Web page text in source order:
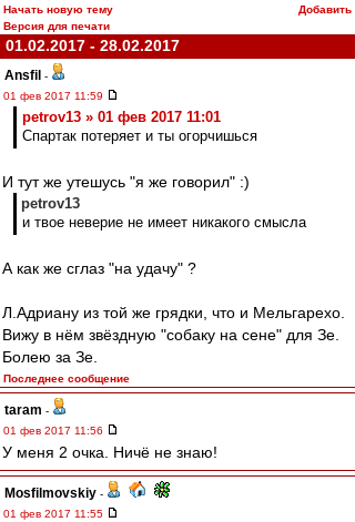
Начать новую тему
Добавить
Версия для печати
01.02.2017 - 28.02.2017
Ansfil -
01 фев 2017 11:59
petrov13 » 01 фев 2017 11:01
Спартак потеряет и ты огорчишься
И тут же утешусь "я же говорил" :)
petrov13
и твое неверие не имеет никакого смысла
А как же сглаз "на удачу" ?
Л.Адриану из той же грядки, что и Мельгарехо.
Вижу в нём звёздную "собаку на сене" для Зе.
Болею за Зе.
Последнее сообщение
taram -
01 фев 2017 11:56
У меня 2 очка. Ничё не знаю!
Mosfilmovskiy -
01 фев 2017 11:55